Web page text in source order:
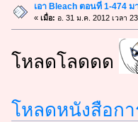
เอา Bleach ตอนที่ 1-474
« เมื่อ: อ. 31 ม.ค. 2012 เวลา
โหลดโลดดด
โหลดหนังสือกา